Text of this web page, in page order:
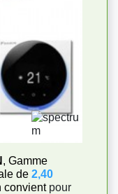
, Gamme
de 2,40
convientpour